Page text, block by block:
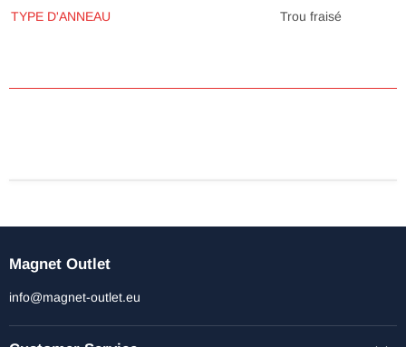
TYPE D'ANNEAU
Trou fraisé
Magnet Outlet
info@magnet-outlet.eu